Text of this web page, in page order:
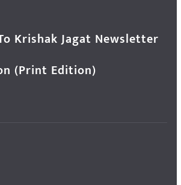
Krishak Jagat Newsletter
(Print Edition)